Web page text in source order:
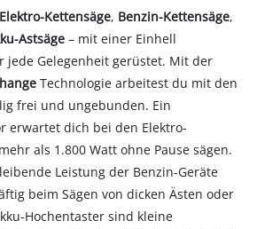
Elektro-Kettensäge, Benzin-Kettensäge,
Astsäge – mit einer Einhell
jede Gelegenheit gerüstet. Mit der
Technologie arbeitest du mit den
frei und ungebunden. Ein
erwartet dich bei den Elektro-
als 1.800 Watt ohne Pause sägen.
Leistung der Benzin-Geräte
beim Sägen von dicken Ästen oder
Hochentaster sind kleine